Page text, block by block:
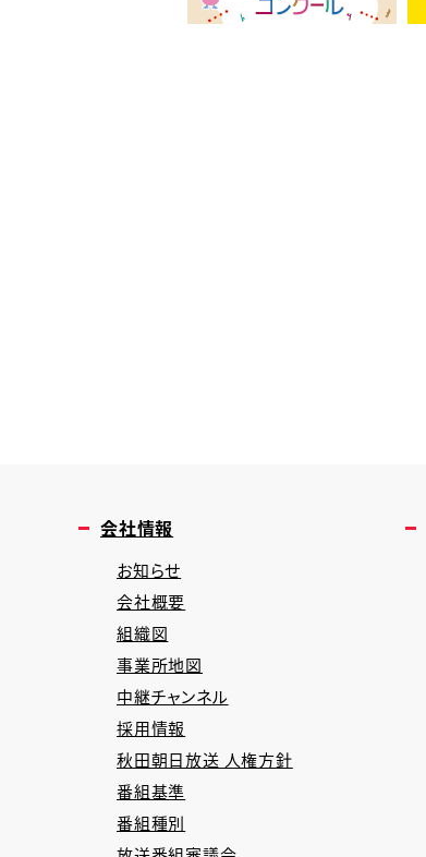
会社情報
お知らせ
会社概要
組織図
事業所地図
中継チャンネル
採用情報
秋田朝日放送 人権方針
番組基準
番組種別